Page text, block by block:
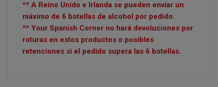
** A Reino Unido e Irlanda se pueden enviar un
máximo de 6 botellas de alcohol por pedido.
** Your Spanish Corner no hará devoluciones por
roturas en estos productos o posibles
retenciones si el pedido supera las 6 botellas.